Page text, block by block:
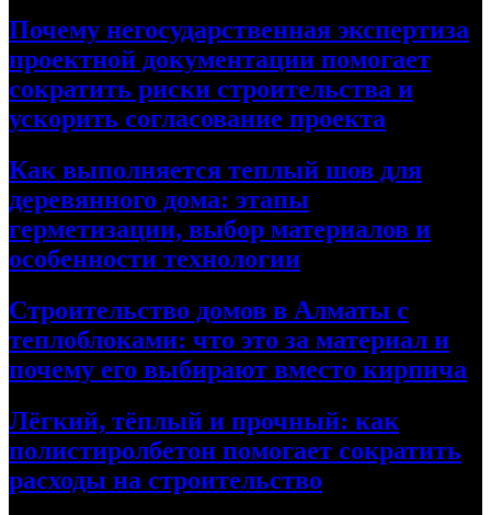
Почему негосударственная экспертиза
проектной документации помогает
сократить риски строительства и
ускорить согласование проекта
Как выполняется теплый шов для
деревянного дома: этапы
герметизации, выбор материалов и
особенности технологии
Строительство домов в Алматы с
теплоблоками: что это за материал и
почему его выбирают вместо кирпича
Лёгкий, тёплый и прочный: как
полистиролбетон помогает сократить
расходы на строительство